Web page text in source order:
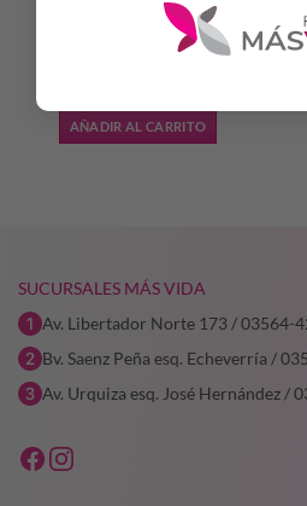
MUJERCITAS
DESODORANTE x123ML
AÑADIR AL CARRITO
SUCURSALES MÁS VIDA
Av. Libertador Norte 173 / 03564-
Bv. Saenz Peña esq. Echeverría /
Av. Urquiza esq. José Hernández /